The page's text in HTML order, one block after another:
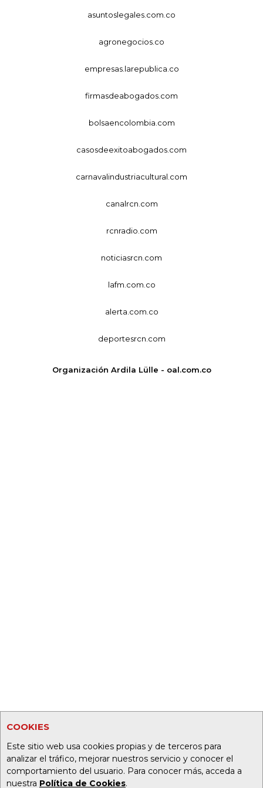
COOKIES
Este sitio web usa cookies propias y de terceros para
analizar el tráfico, mejorar nuestros servicio y conocer el
comportamiento del usuario. Para conocer más, acceda a
nuestra Política de Cookies.
asuntoslegales.com.co
agronegocios.co
empresas.larepublica.co
firmasdeabogados.com
bolsaencolombia.com
casosdeexitoabogados.com
carnavalindustriacultural.com
canalrcn.com
rcnradio.com
noticiasrcn.com
lafm.com.co
alerta.com.co
deportesrcn.com
Organización Ardila Lülle - oal.com.co